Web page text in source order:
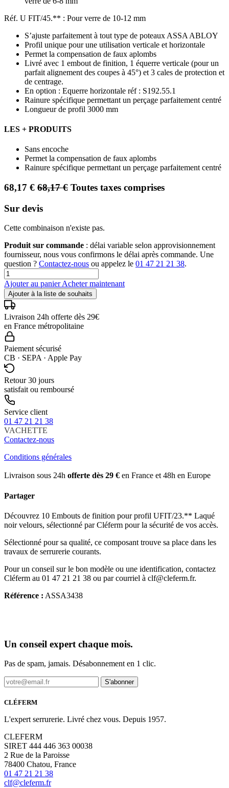
Réf. U FIT/45.** : Pour verre de 10-12 mm
S’ajuste parfaitement à tout type de poteaux ASSA ABLOY
Profil unique pour une utilisation verticale et horizontale
Permet la compensation de faux aplombs
Livré avec 1 embout de finition, 1 équerre verticale (pour un
parfait alignement des coupes à 45°) et 3 cales de protection et
de centrage.
En option : Equerre horizontale réf : S192.55.1
Rainure spécifique permettant un perçage parfaitement centré
Longueur de profil 3000 mm
LES + PRODUITS
Sans encoche
Permet la compensation de faux aplombs
Rainure spécifique permettant un perçage parfaitement centré
68,17 € 68,17€ Toutes taxes comprises
Sur devis
Cette combinaison n'existe pas.
Produit sur commande : délai variable selon approvisionnement
fournisseur, nous vous confirmons le délai après commande. Une
question ? Contactez-nous ou appelez le 01 47 21 21 38.
Ajouter au panierAcheter maintenant
Ajouter à la liste de souhaits
Livraison 24h offerte dès 29€
en France métropolitaine
Paiement sécurisé
CB · SEPA · Apple Pay
Retour 30 jours
satisfait ou remboursé
Service client
01 47 21 21 38
VACHETTE
Contactez-nous
Conditions générales
Livraison sous 24h offerte dès 29 € en France et 48h en Europe
Partager
Découvrez 10 Embouts de finition pour profil UFIT/23.** Laqué
noir velours, sélectionné par Cléferm pour la sécurité de vos accès.
Sélectionné pour sa qualité, ce composant trouve sa place dans les
travaux de serrurerie courants.
Pour un conseil sur le bon modèle ou une identification, contactez
Cléferm au 01 47 21 21 38 ou par courriel à clf@cleferm.fr.
Référence : ASSA3438
Un conseil expert chaque mois.
Pas de spam, jamais. Désabonnement en 1 clic.
S'abonner
CLÉFERM
L'expert serrurerie. Livré chez vous. Depuis 1957.
CLEFERM
SIRET 444 446 363 00038
2 Rue de la Paroisse
78400 Chatou, France
01 47 21 21 38
clf@cleferm.fr